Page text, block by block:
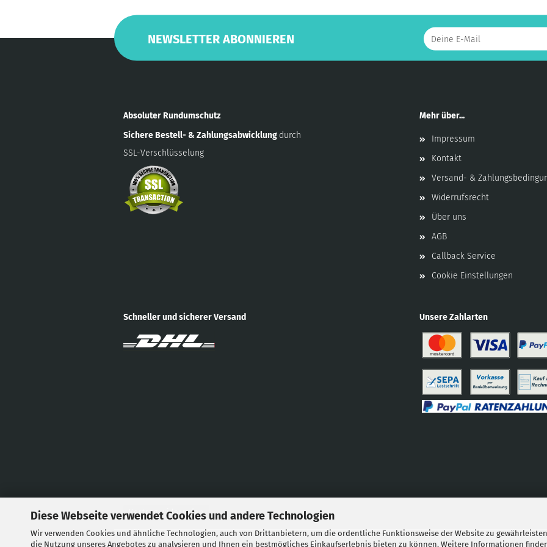
Diese Webseite verwendet Cookies und andere Technologien
Wir verwenden Cookies und ähnliche Technologien, auch von Drittanbietern, um die ordentliche Funktionsweise der Website zu
die Nutzung unseres Angebotes zu analysieren und Ihnen ein bestmögliches Einkaufserlebnis bieten zu können. Weitere Informationen
NEWSLETTER ABONNIEREN
Absoluter Rundumschutz
Sichere Bestell- & Zahlungsabwicklung durch
SSL-Verschlüsselung
Mehr über...
Impressum
Kontakt
Versand- &
Widerrufsrecht
Über uns
AGB
Callback Service
Cookie Einstellungen
Schneller und sicherer Versand Unsere Zahlarten
Vertrag widerrufen
Webshop erstellenmit Gambio.de © 2026